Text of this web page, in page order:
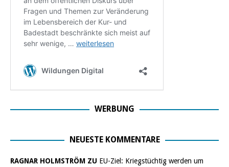
WERBUNG
NEUESTE KOMMENTARE
RAGNAR HOLMSTRÖM ZU EU-Ziel: Kriegstüchtig werden um